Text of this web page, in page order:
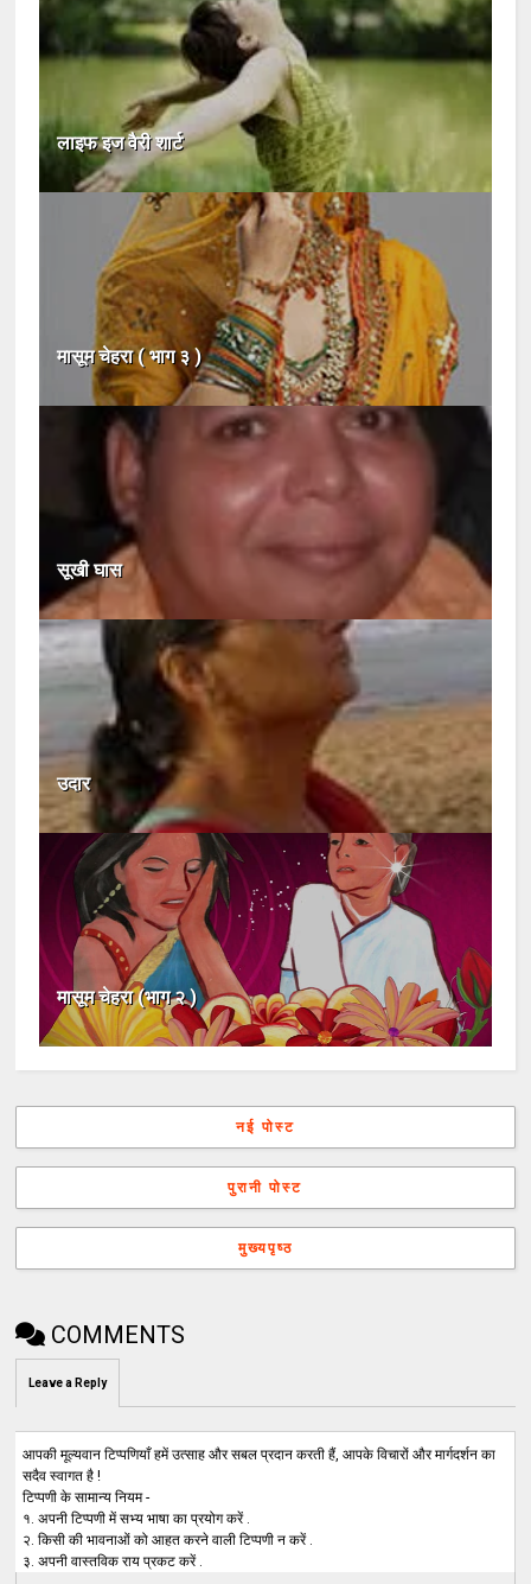
लाइफ इज वैरी शार्ट
मासूम चेहरा ( भाग ३ )
सूखी घास
उदार
मासूम चेहरा (भाग २ )
नई पोस्ट
पुरानी पोस्ट
मुख्यपृष्ठ
COMMENTS
Leave a Reply
आपकी मूल्यवान टिप्पणियाँ हमें उत्साह और सबल प्रदान करती हैं, आपके विचारों और मार्गदर्शन का
सदैव स्वागत है !
टिप्पणी के सामान्य नियम -
१. अपनी टिप्पणी में सभ्य भाषा का प्रयोग करें .
२. किसी की भावनाओं को आहत करने वाली टिप्पणी न करें .
३. अपनी वास्तविक राय प्रकट करें .